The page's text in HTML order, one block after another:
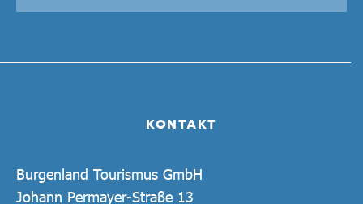
KONTAKT
Burgenland Tourismus GmbH
Johann Permayer-Straße 13